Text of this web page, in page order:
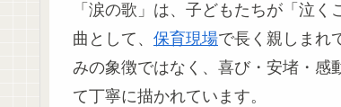
「涙の歌」は、子どもたちが「泣
曲として、 保育現場で長く親しまれ
みの象徴ではなく、喜び・安堵・感
て丁寧に描かれています。